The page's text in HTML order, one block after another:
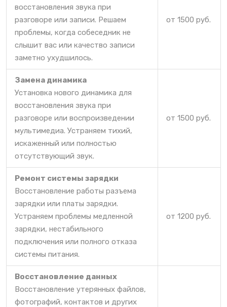
восстановления звука при
разговоре или записи. Решаем
проблемы, когда собеседник не
слышит вас или качество записи
заметно ухудшилось.
от 1500 руб.
Замена динамика
Установка нового динамика для
восстановления звука при
разговоре или воспроизведении
мультимедиа. Устраняем тихий,
искаженный или полностью
отсутствующий звук.
от 1500 руб.
Ремонт системы зарядки
Восстановление работы разъема
зарядки или платы зарядки.
Устраняем проблемы медленной
зарядки, нестабильного
подключения или полного отказа
системы питания.
от 1200 руб.
Восстановление данных
Восстановление утерянных файлов,
фотографий, контактов и других